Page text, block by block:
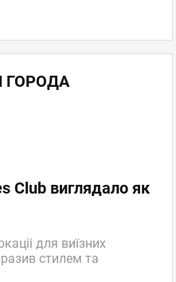
ГОРОДА
Club виглядало як
для виїзних
стилем та